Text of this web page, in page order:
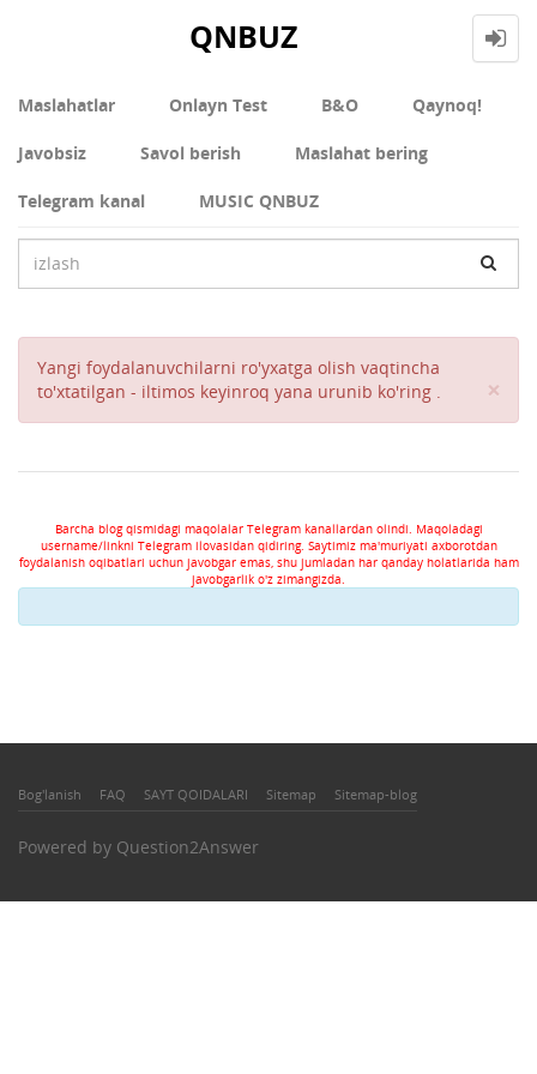
QNBUZ
Maslahatlar Onlayn Test В&О Qaynoq!
Javobsiz Savol berish Maslahat bering
Telegram kanal MUSIC QNBUZ
Yangi foydalanuvchilarni ro'yxatga olish vaqtincha
to'xtatilgan - iltimos keyinroq yana urunib ko'ring .
×
Barcha blog qismidagi maqolalar Telegram kanallardan olindi. Maqoladagi
username/linkni Telegram ilovasidan qidiring. Saytimiz ma'muriyati axborotdan
foydalanish oqibatlari uchun javobgar emas, shu jumladan har qanday holatlarida ham
javobgarlik o'z zimangizda.
Bog'lanish FAQ SAYT QOIDALARI Sitemap Sitemap-blog
Powered by Question2Answer